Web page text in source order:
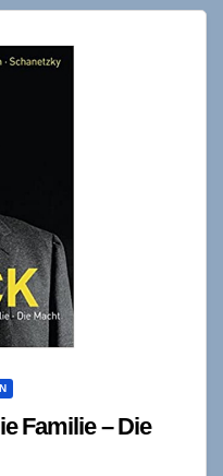
Familie – Die